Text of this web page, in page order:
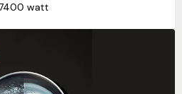
watt